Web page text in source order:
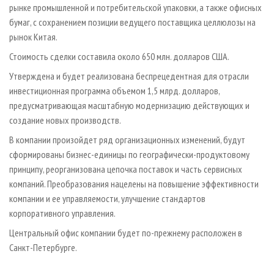
рынке промышленной и потребительской упаковки, а также офисных
бумаг, с сохранением позиции ведущего поставщика целлюлозы на
рынок Китая.
Стоимость сделки составила около 650 млн. долларов США.
Утверждена и будет реализована беспрецедентная для отрасли
инвестиционная программа объемом 1,5 млрд. долларов,
предусматривающая масштабную модернизацию действующих и
создание новых производств.
В компании произойдет ряд организационных изменений, будут
сформированы бизнес-единицы по географически-продуктовому
принципу, реорганизована цепочка поставок и часть сервисных
компаний. Преобразования нацелены на повышение эффективности
компании и ее управляемости, улучшение стандартов
корпоративного управления.
Центральный офис компании будет по-прежнему расположен в
Санкт-Петербурге.